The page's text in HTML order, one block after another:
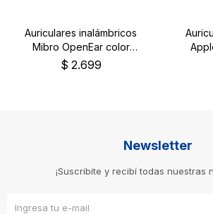
Auriculares inalámbricos
Mibro OpenEar color
blanco
$ 2.699
Newsletter
¡Suscribite y recibí todas nuestras